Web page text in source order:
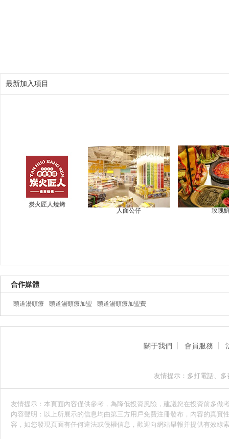
最新加入項目
炭火匠人燒烤
人面公仔
玫瑰
合作媒體
頭道湯頭療 頭道湯頭療加盟 頭道湯頭療加盟費
關于我們 會員服務
友情提示：多打電話、
友情提示：本頁面內容僅供參考，為降低投資風險，建議您在投資前多
內容聲明：以上所展示的信息均由第三方用戶免費注冊發布，內容的真
容，如您發現頁面有任何違法或侵權信息，歡迎向網站舉報并提供有效線